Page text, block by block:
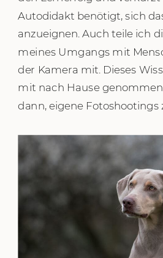
Autodidakt benötigt, sich
anzueignen. Auch teile ich
meines Umgangs mit
der Kamera mit. Dieses
mit nach Hause
dann, eigene Fotoshootings